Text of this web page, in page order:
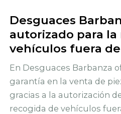
Desguaces
autorizado para
vehículos fuera
En Desguaces Barbanza
garantía en la venta de
gracias a la autorización
recogida de vehículos